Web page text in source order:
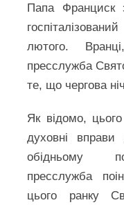
Папа Франциск
лютого.
пресслужба
те, що чергова
Як відомо,
духовні
обідньому
пресслужба
цього ранку